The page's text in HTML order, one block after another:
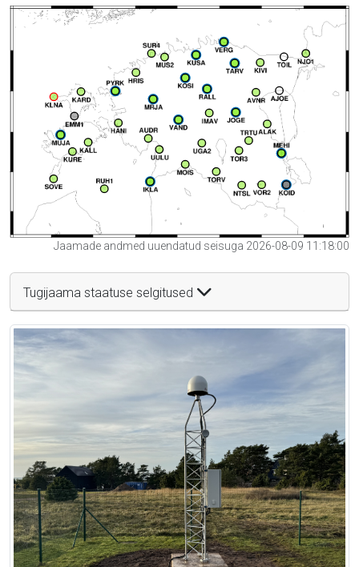
Jaamade andmed uuendatud seisuga 2026-08-09 11:18:00
Tugijaama staatuse selgitused